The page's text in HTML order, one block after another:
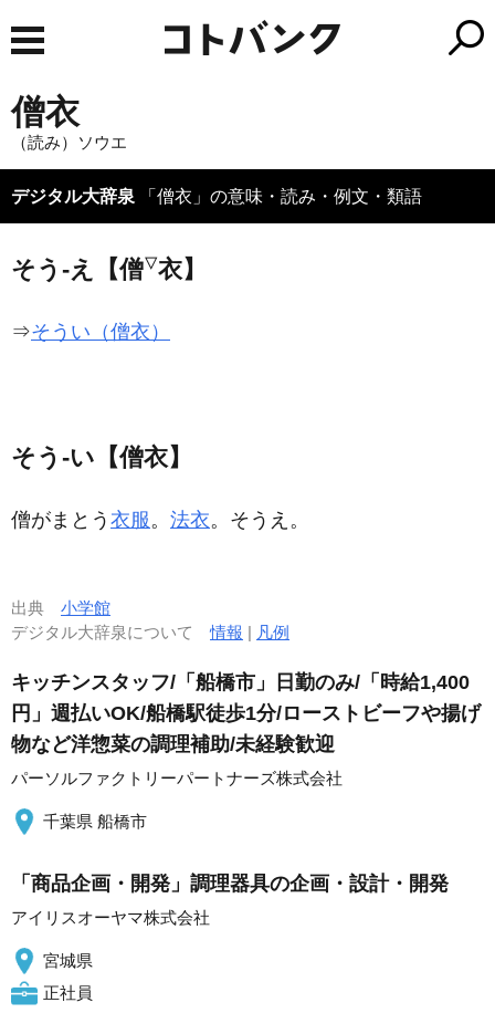
僧衣
（読み）ソウエ
デジタル大辞泉 「僧衣」の意味・読み・例文・類語
そう‐え【僧▽衣】
⇒そうい（僧衣）
そう‐い【僧衣】
僧がまとう 衣服。 法衣。そうえ。
出典 小学館
デジタル大辞泉について情報 | 凡例
キッチンスタッフ/「船橋市」日勤のみ/「時給1,400
円」週払いOK/船橋駅徒歩1分/ローストビーフや揚げ
物など洋惣菜の調理補助/未経験歓迎
パーソルファクトリーパートナーズ株式会社
千葉県 船橋市
「商品企画・開発」調理器具の企画・設計・開発
アイリスオーヤマ株式会社
宮城県
正社員